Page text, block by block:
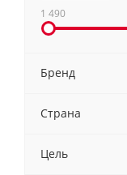
1 490
Бренд
Страна
Цель